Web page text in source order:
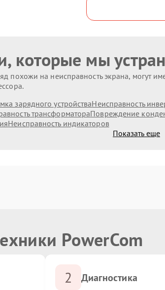
которые мы
похожи на неисправность экрана, могут
зарядного устройстваНеисправность
трансформатораПовреждение
Неисправность индикаторов
Показать еще
PowerCom
2 Диагностика